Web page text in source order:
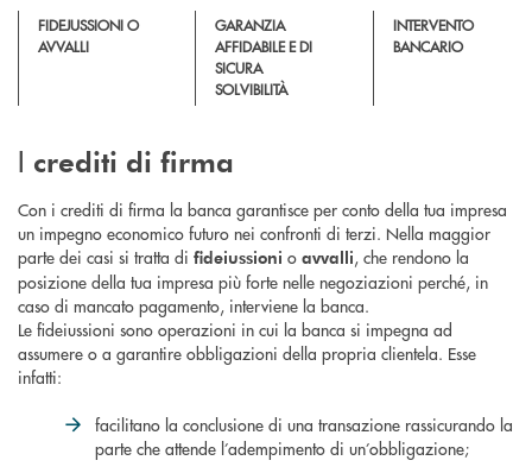
FIDEJUSSIONI O
AVVALLI
GARANZIA
AFFIDABILE E DI
SICURA
SOLVIBILITÀ
INTERVENTO
BANCARIO
I crediti di firma
Con i crediti di firma la banca garantisce per conto della tua impresa
un impegno economico futuro nei confronti di terzi. Nella maggior
parte dei casi si tratta di fideiussioni o avvalli, che rendono la
posizione della tua impresa più forte nelle negoziazioni perché, in
caso di mancato pagamento, interviene la banca.
Le fideiussioni sono operazioni in cui la banca si impegna ad
assumere o a garantire obbligazioni della propria clientela. Esse
infatti:
facilitano la conclusione di una transazione rassicurando la
parte che attende l’adempimento di un’obbligazione;